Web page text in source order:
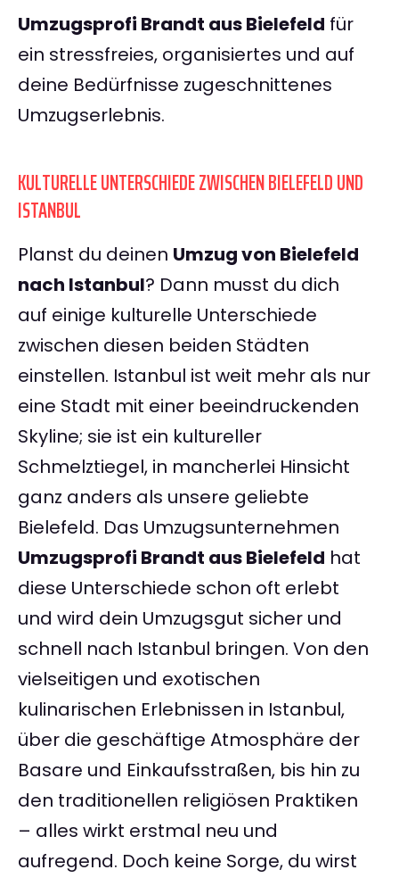
Umzugsprofi Brandt aus Bielefeld für
ein stressfreies, organisiertes und auf
deine Bedürfnisse zugeschnittenes
Umzugserlebnis.
KULTURELLE UNTERSCHIEDE ZWISCHEN BIELEFELD UND
ISTANBUL
Planst du deinen Umzug von Bielefeld
nach Istanbul? Dann musst du dich
auf einige kulturelle Unterschiede
zwischen diesen beiden Städten
einstellen. Istanbul ist weit mehr als nur
eine Stadt mit einer beeindruckenden
Skyline; sie ist ein kultureller
Schmelztiegel, in mancherlei Hinsicht
ganz anders als unsere geliebte
Bielefeld. Das Umzugsunternehmen
Umzugsprofi Brandt aus Bielefeld hat
diese Unterschiede schon oft erlebt
und wird dein Umzugsgut sicher und
schnell nach Istanbul bringen. Von den
vielseitigen und exotischen
kulinarischen Erlebnissen in Istanbul,
über die geschäftige Atmosphäre der
Basare und Einkaufsstraßen, bis hin zu
den traditionellen religiösen Praktiken
– alles wirkt erstmal neu und
aufregend. Doch keine Sorge, du wirst